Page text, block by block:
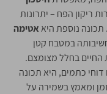
ריקון הפח – יתרונות
תכונה נוספת היאאטימה
במטבח קטן
החיים בחלל מצומצם.
דוחי כתמים, היא תכונה
ומאמץ בשמירה על